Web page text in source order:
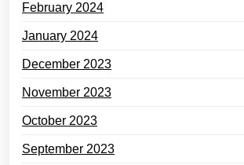
February 2024
January 2024
December 2023
November 2023
October 2023
September 2023